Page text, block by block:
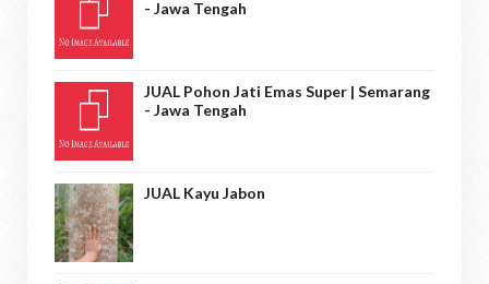
- Jawa Tengah
JUAL Pohon Jati Emas Super | Semarang
- Jawa Tengah
JUAL Kayu Jabon